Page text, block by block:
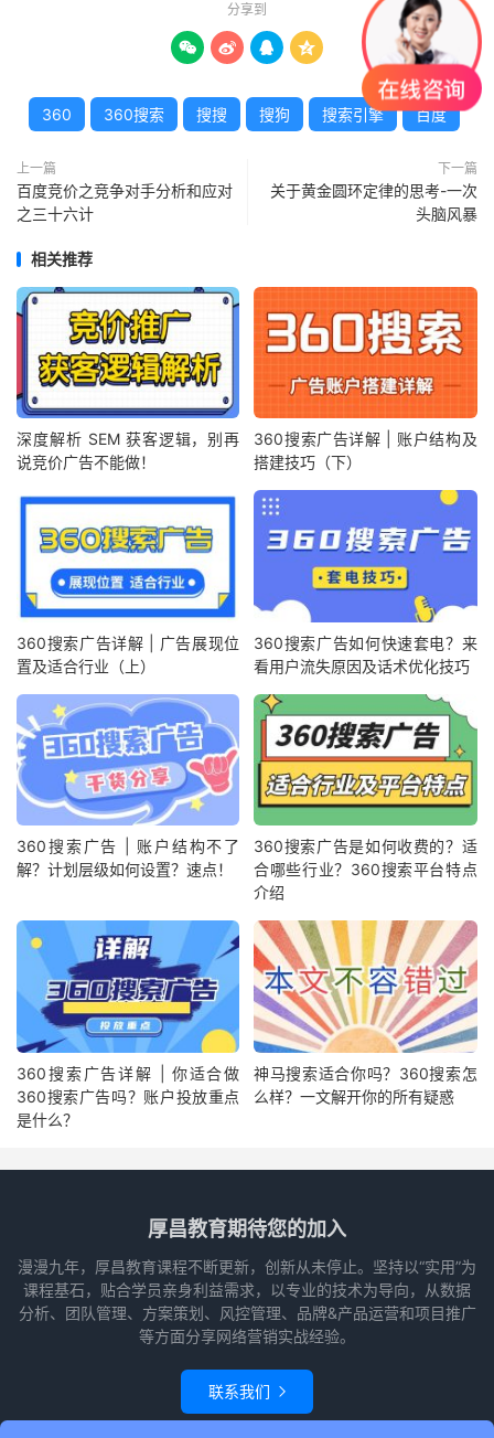
分享到
   
360 360搜索 搜搜 搜狗 搜索引擎 百度
上一篇
百度竞价之竞争对手分析和应对
之三十六计
下一篇
关于黄金圆环定律的思考-一次
头脑风暴
相关推荐
深度解析 SEM 获客逻辑，别再
说竞价广告不能做！
360搜索广告详解 | 账户结构及
搭建技巧（下）
360搜索广告详解 | 广告展现位
置及适合行业（上）
360搜索广告如何快速套电？来
看用户流失原因及话术优化技巧
360搜索广告 | 账户结构不了
解？计划层级如何设置？速点！
360搜索广告是如何收费的？适
合哪些行业？360搜索平台特点
介绍
360搜索广告详解 | 你适合做
360搜索广告吗？账户投放重点
是什么？
神马搜索适合你吗？360搜索怎
么样？一文解开你的所有疑惑
厚昌教育期待您的加入
漫漫九年，厚昌教育课程不断更新，创新从未停止。坚持以“实用”为
课程基石，贴合学员亲身利益需求，以专业的技术为导向，从数据
分析、团队管理、方案策划、风控管理、品牌&产品运营和项目推广
等方面分享网络营销实战经验。
联系我们 